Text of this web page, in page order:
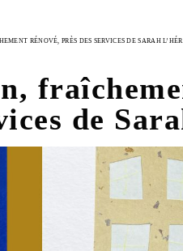
RÉNOVÉ, PRÈS DES SERVICES DE SARAH
de